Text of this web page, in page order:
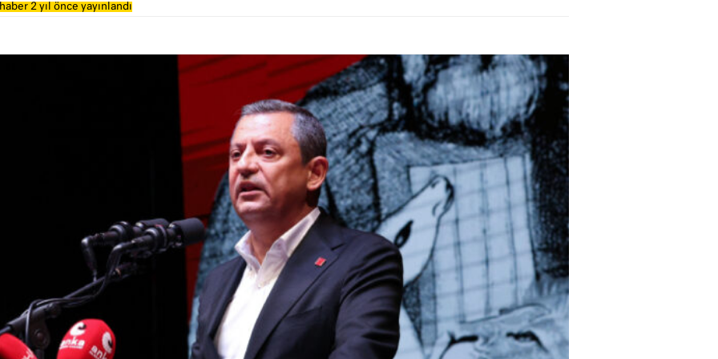
2 yıl önce yayınlandı